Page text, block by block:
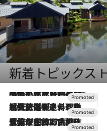
新着トピックス
2026.7.31
【ホテル帰省】という選択肢をOMOが提案。家族とほどよい距離を保つには「昼は実家、夜は気兼ねなくホテルで！」
2026.7.24
【夏限定ディナーコース】旬を迎える稚鮎や花ズッキーニなどをイタリア・トスカーナの郷土料理の手法で満喫！
2026.7.17
「土佐和ハーブかき氷」がOMO7高知に登場！生姜、山椒、大葉など目にも舌にも涼を呼ぶ郷土の味